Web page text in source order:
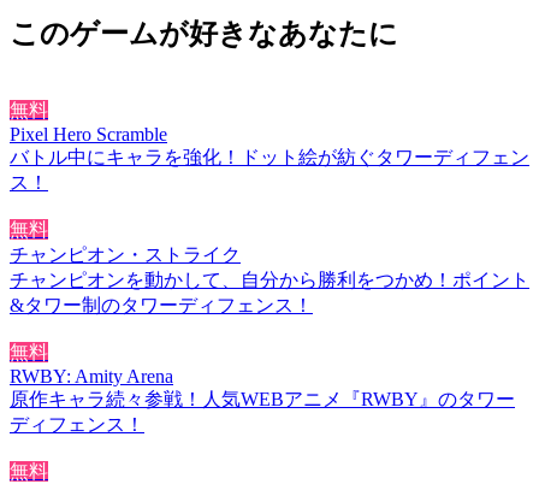
このゲームが好きなあなたに
無料
Pixel Hero Scramble
バトル中にキャラを強化！ドット絵が紡ぐタワーディフェン
ス！
無料
チャンピオン・ストライク
チャンピオンを動かして、自分から勝利をつかめ！ポイント
&タワー制のタワーディフェンス！
無料
RWBY: Amity Arena
原作キャラ続々参戦！人気WEBアニメ『RWBY』のタワー
ディフェンス！
無料